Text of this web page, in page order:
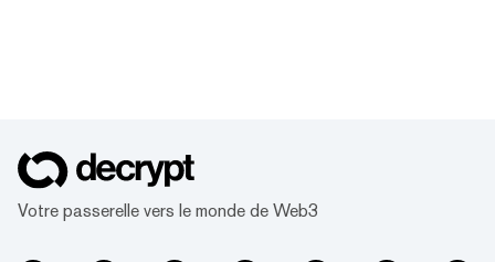
Votre passerelle vers le monde de Web3